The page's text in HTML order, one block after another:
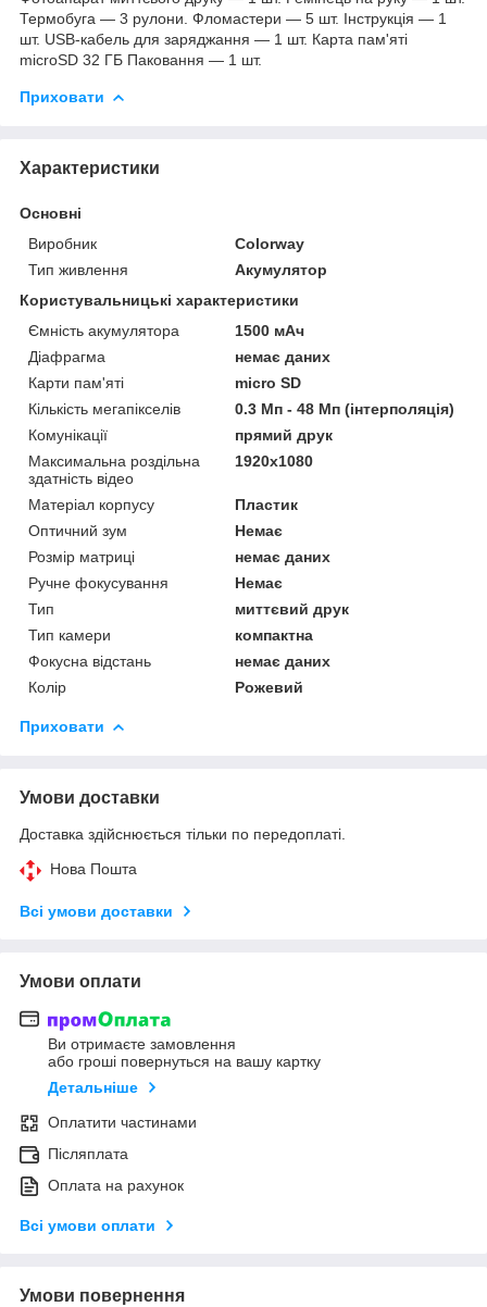
Термобуга — 3 рулони. Фломастери — 5 шт. Інструкція — 1
шт. USB-кабель для заряджання — 1 шт. Карта пам'яті
microSD 32 ГБ Паковання — 1 шт.
Приховати
Характеристики
Основні
Виробник
Colorway
Тип живлення
Акумулятор
Користувальницькі характеристики
Ємність акумулятора
1500 мАч
Діафрагма
немає даних
Карти пам'яті
micro SD
Кількість мегапікселів
0.3 Мп - 48 Мп (інтерполяція)
Комунікації
прямий друк
Максимальна роздільна
здатність відео
1920x1080
Матеріал корпусу
Пластик
Оптичний зум
Немає
Розмір матриці
немає даних
Ручне фокусування
Немає
Тип
миттєвий друк
Тип камери
компактна
Фокусна відстань
немає даних
Колір
Рожевий
Приховати
Умови доставки
Доставка здійснюється тільки по передоплаті.
Нова Пошта
Всі умови доставки
Умови оплати
Ви отримаєте замовлення
або гроші повернуться на вашу картку
Детальніше
Оплатити частинами
Післяплата
Оплата на рахунок
Всі умови оплати
Умови повернення